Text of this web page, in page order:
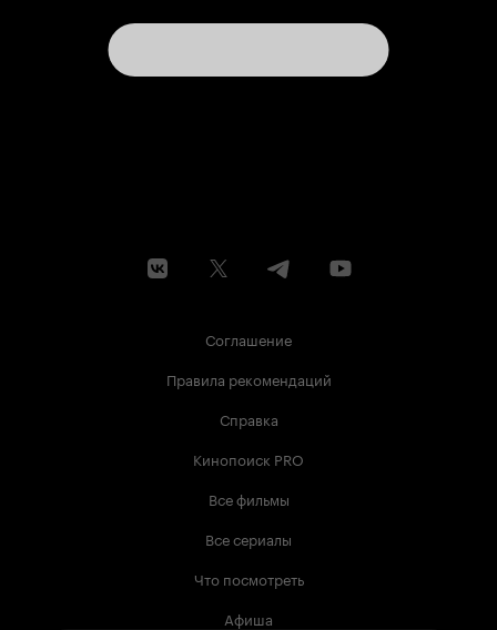
Соглашение
Правила рекомендаций
Справка
Кинопоиск PRO
Все фильмы
Все сериалы
Что посмотреть
Афиша